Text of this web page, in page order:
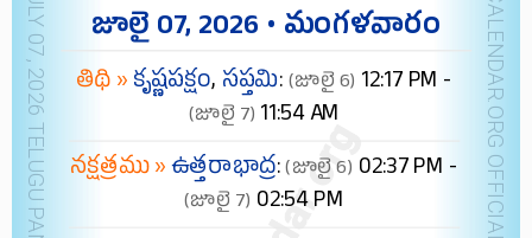
జూలై 07, 2026 • మంగళవారం
తిథి » కృష్ణపక్షం, సప్తమి:(జూలై 6) 12:17 PM -
(జూలై 7) 11:54 AM
నక్షత్రము »ఉత్తరాభాద్ర:(జూలై 6) 02:37 PM -
(జూలై 7) 02:54 PM